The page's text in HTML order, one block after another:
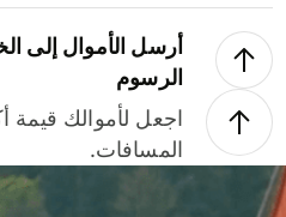
أرسل الأموال إلى
الرسوم
اجعل لأموالك قيمة
المسافات.